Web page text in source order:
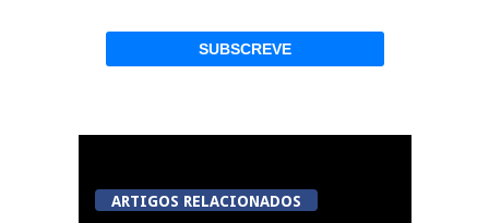
ARTIGOS RELACIONADOS